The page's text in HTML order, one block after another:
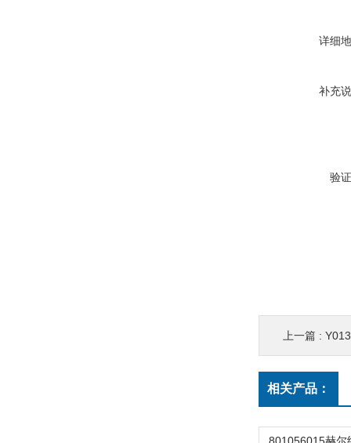
详细
补充
验
上一篇 :
相关产品：